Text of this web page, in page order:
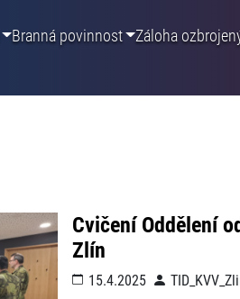
Branná povinnost Záloha
Cvičení Oddělení
Zlín
15.4.2025